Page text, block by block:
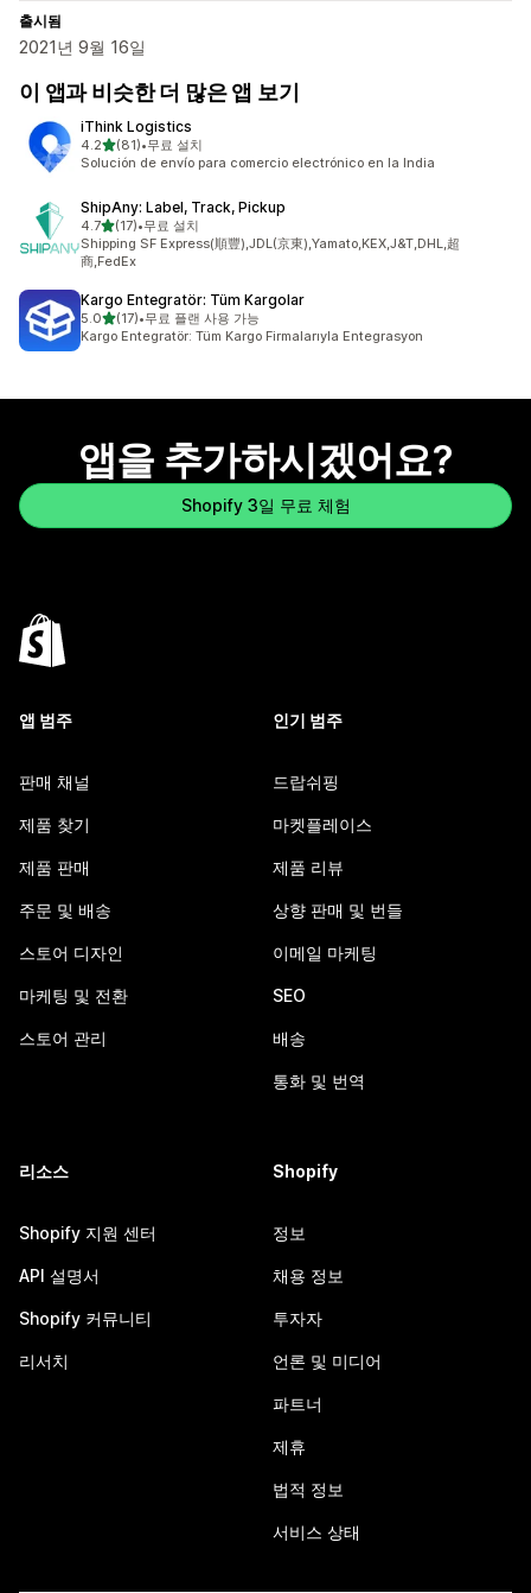
출시됨
2021년 9월 16일
이 앱과 비슷한 더 많은 앱 보기
iThink Logistics
4.2별 5개 중
(81)
총 리뷰 81개
•무료 설치
Solución de envío para comercio electrónico en la India
ShipAny: Label, Track, Pickup
4.7별 5개 중
(17)
총 리뷰 17개
•무료 설치
Shipping SF Express(順豐),JDL(京東),Yamato,KEX,J&T,DHL,超
商,FedEx
Kargo Entegratör: Tüm Kargolar
5.0별 5개 중
(17)
총 리뷰 17개
•무료 플랜 사용 가능
Kargo Entegratör: Tüm Kargo Firmalarıyla Entegrasyon
앱을 추가하시겠어요?
Shopify 3일 무료 체험
앱 범주
판매 채널
제품 찾기
제품 판매
주문 및 배송
스토어 디자인
마케팅 및 전환
스토어 관리
인기 범주
드랍쉬핑
마켓플레이스
제품 리뷰
상향 판매 및 번들
이메일 마케팅
SEO
배송
통화 및 번역
리소스
Shopify 지원 센터
API 설명서
Shopify 커뮤니티
리서치
Shopify
정보
채용 정보
투자자
언론 및 미디어
파트너
제휴
법적 정보
서비스 상태